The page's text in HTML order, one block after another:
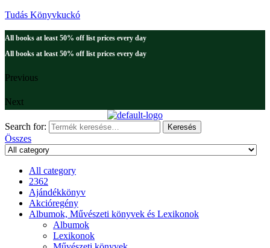
Tudás Könyvkuckó
All books at least 50% off list prices every day
All books at least 50% off list prices every day
Previous
Next
Search for: Keresés
Összes
All category
2362
Ajándékkönyv
Akcióregény
Albumok, Művészeti könyvek és Lexikonok
Albumok
Lexikonok